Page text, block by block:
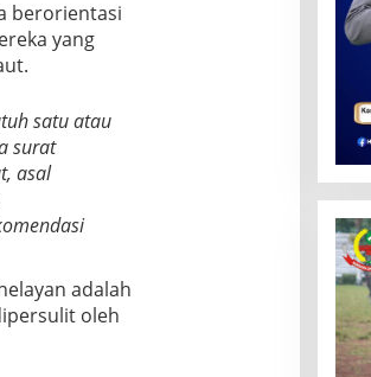
berorientasi
yang
satu atau
surat
asal
adalah
oleh